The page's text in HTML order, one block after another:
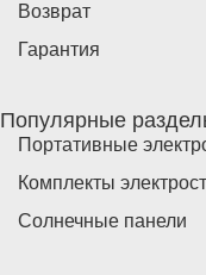
Возврат
Гарантия
Популярные
Портативные
Комплекты
Солнечные панели